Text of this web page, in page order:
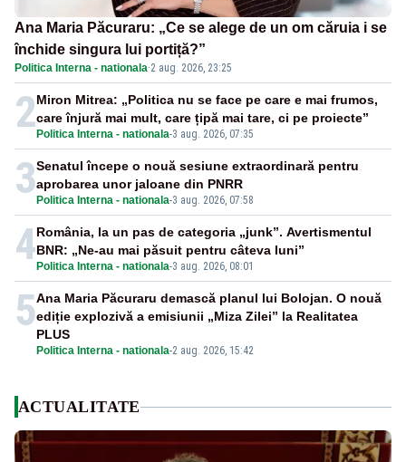
Ana Maria Păcuraru: „Ce se alege de un om căruia i se
închide singura lui portiță?”
Politica Interna - nationala·2 aug. 2026, 23:25
2 Politica Interna - nationala-3 aug. 2026, 07:35
Miron Mitrea: „Politica nu se face pe care e mai frumos,
care înjură mai mult, care țipă mai tare, ci pe proiecte”
3 Politica Interna - nationala-3 aug. 2026, 07:58
Senatul începe o nouă sesiune extraordinară pentru
aprobarea unor jaloane din PNRR
4 Politica Interna - nationala-3 aug. 2026, 08:01
România, la un pas de categoria „junk”. Avertismentul
BNR: „Ne-au mai păsuit pentru câteva luni”
5
Politica Interna - nationala-2 aug. 2026, 15:42
Ana Maria Păcuraru demască planul lui Bolojan. O nouă
ediție explozivă a emisiunii „Miza Zilei” la Realitatea
PLUS
ACTUALITATE